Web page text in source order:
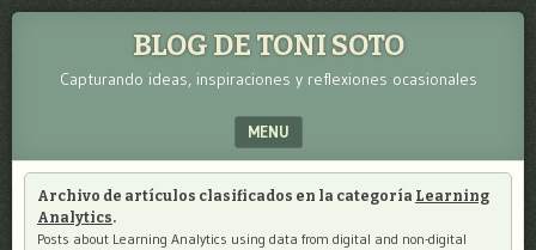
BLOG DE TONI SOTO
Capturando ideas, inspiraciones y reflexiones ocasionales
MENU
SKIP TO CONTENT
Archivo de artículos clasificados en la categoría Learning
Analytics.
Posts about Learning Analytics using data from digital and non-digital